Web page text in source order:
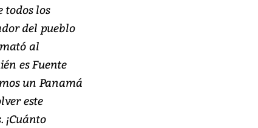
todos los
del pueblo
al
es Fuente
un Panamá
este
¡Cuánto